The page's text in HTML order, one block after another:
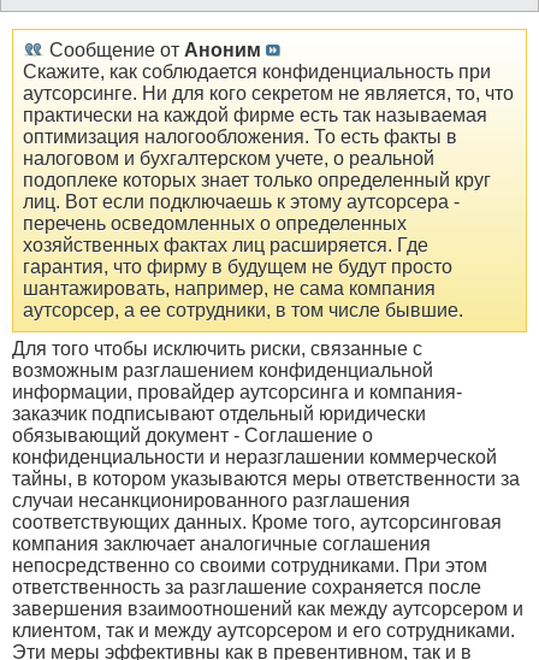
Сообщение от Аноним
Скажите, как соблюдается конфиденциальность при
аутсорсинге. Ни для кого секретом не является, то, что
практически на каждой фирме есть так называемая
оптимизация налогообложения. То есть факты в
налоговом и бухгалтерском учете, о реальной
подоплеке которых знает только определенный круг
лиц. Вот если подключаешь к этому аутсорсера -
перечень осведомленных о определенных
хозяйственных фактах лиц расширяется. Где
гарантия, что фирму в будущем не будут просто
шантажировать, например, не сама компания
аутсорсер, а ее сотрудники, в том числе бывшие.
Для того чтобы исключить риски, связанные с
возможным разглашением конфиденциальной
информации, провайдер аутсорсинга и компания-
заказчик подписывают отдельный юридически
обязывающий документ - Соглашение о
конфиденциальности и неразглашении коммерческой
тайны, в котором указываются меры ответственности за
случаи несанкционированного разглашения
соответствующих данных. Кроме того, аутсорсинговая
компания заключает аналогичные соглашения
непосредственно со своими сотрудниками. При этом
ответственность за разглашение сохраняется после
завершения взаимоотношений как между аутсорсером и
клиентом, так и между аутсорсером и его сотрудниками.
Эти меры эффективны как в превентивном, так и в